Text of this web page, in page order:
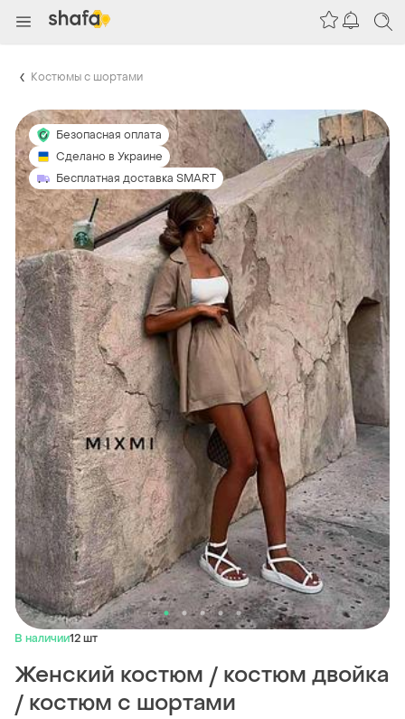
Костюмы с шортами
Безопасная оплата
Сделано в Украине
Бесплатная доставка SMART
В наличии12 шт
Женский костюм / костюм двойка
/ костюм с шортами